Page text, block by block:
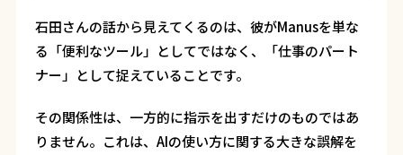
石田さんの話から見えてくるのは、彼がManusを単な
る「便利なツール」としてではなく、「仕事のパート
ナー」として捉えていることです。
その関係性は、一方的に指示を出すだけのものではあ
りません。これは、AIの使い方に関する大きな誤解を